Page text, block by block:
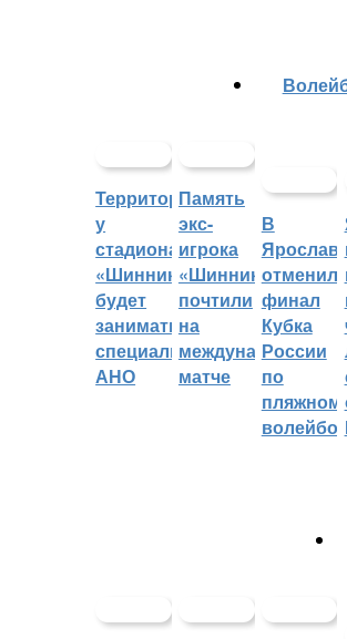
Территорией
у
стадиона
«Шинник»
будет
заниматься
специальное
АНО
Память
экс-
игрока
«Шинника»
почтили
на
международном
матче
В
финал
Кубка
России
по